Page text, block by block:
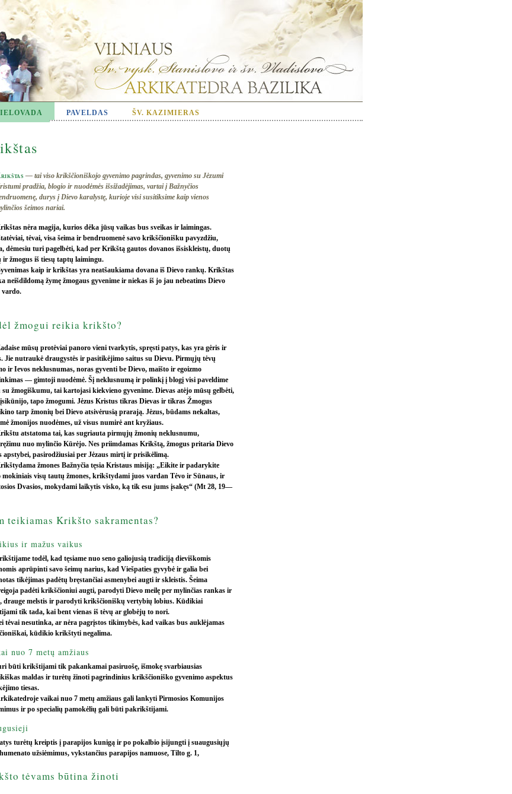
PAVELDAS ŠV. KAZIMIERAS
— tai viso krikščioniškojo gyvenimo pagrindas, gyvenimo su Jėzumi
pradžia, blogio ir nuodėmės išsižadėjimas, vartai į Bažnyčios
durys į Dievo karalystę, kurioje visi susitiksime kaip vienos
šeimos nariai.
nėra magija, kurios dėka jūsų vaikas bus sveikas ir laimingas.
tėvai, visa šeima ir bendruomenė savo krikščionišku pavyzdžiu,
dėmesiu turi pagelbėti, kad per Krikštą gautos dovanos išsiskleistų, duotų
ir žmogus iš tiesų taptų laimingu.
kaip ir krikštas yra neatšaukiama dovana iš Dievo rankų. Krikštas
neišdildomą žymę žmogaus gyvenime ir niekas iš jo jau nebeatims Dievo
vardo.
žmogui reikia krikšto?
mūsų protėviai panoro vieni tvarkytis, spręsti patys, kas yra gėris ir
Jie nutraukė draugystės ir pasitikėjimo saitus su Dievu. Pirmųjų tėvų
ir Ievos neklusnumas, noras gyventi be Dievo, maišto ir egoizmo
— gimtoji nuodėmė. Šį neklusnumą ir polinkį į blogį visi paveldime
žmogiškumu, tai kartojasi kiekvieno gyvenime. Dievas atėjo mūsų gelbėti,
tapo žmogumi. Jėzus Kristus tikras Dievas ir tikras Žmogus
tarp žmonių bei Dievo atsivėrusią prarają. Jėzus, būdams nekaltas,
žmonijos nuodėmes, už visus numirė ant kryžiaus.
atstatoma tai, kas sugriauta pirmųjų žmonių neklusnumu,
nuo mylinčio Kūrėjo. Nes priimdamas Krikštą, žmogus pritaria Dievo
apstybei, pasirodžiusiai per Jėzaus mirtį ir prisikėlimą.
žmones Bažnyčia tęsia Kristaus misiją: „Eikite ir padarykite
mokiniais visų tautų žmones, krikštydami juos vardan Tėvo ir Sūnaus, ir
Dvasios, mokydami laikytis visko, ką tik esu jums įsakęs“ (Mt 28, 19—
teikiamas Krikšto sakramentas?
ir mažus vaikus
todėl, kad tęsiame nuo seno galiojusią tradiciją dieviškomis
aprūpinti savo šeimų narius, kad Viešpaties gyvybė ir galia bei
tikėjimas padėtų bręstančiai asmenybei augti ir skleistis. Šeima
padėti krikščioniui augti, parodyti Dievo meilę per mylinčias rankas ir
drauge melstis ir parodyti krikščioniškų vertybių lobius. Kūdikiai
tik tada, kai bent vienas iš tėvų ar globėjų to nori.
tėvai nesutinka, ar nėra pagrįstos tikimybės, kad vaikas bus auklėjamas
kūdikio krikštyti negalima.
nuo 7 metų amžiaus
būti krikštijami tik pakankamai pasiruošę, išmokę svarbiausias
maldas ir turėtų žinoti pagrindinius krikščioniško gyvenimo aspektus
tiesas.
vaikai nuo 7 metų amžiaus gali lankyti Pirmosios Komunijos
ir po specialių pamokėlių gali būti pakrikštijami.
turėtų kreiptis į parapijos kunigą ir po pokalbio įsijungti į suaugusiųjų
užsiėmimus, vykstančius parapijos namuose, Tilto g. 1,
tėvams būtina žinoti